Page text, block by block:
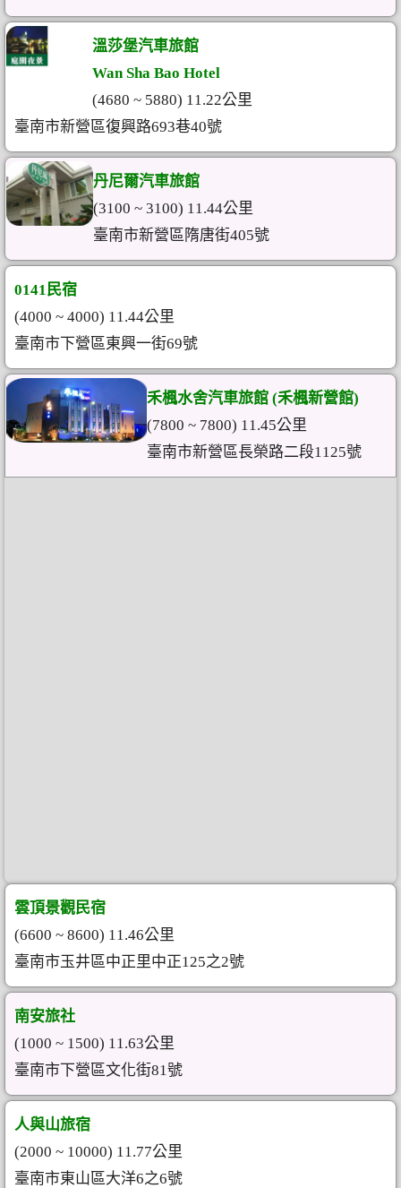
溫莎堡汽車旅館
Wan Sha Bao Hotel
(4680 ~ 5880) 11.22公里
臺南市新營區復興路693巷40號
丹尼爾汽車旅館
(3100 ~ 3100) 11.44公里
臺南市新營區隋唐街405號
0141民宿
(4000 ~ 4000) 11.44公里
臺南市下營區東興一街69號
禾楓水舍汽車旅館 (禾楓新營館)
(7800 ~ 7800) 11.45公里
臺南市新營區長榮路二段1125號
雲頂景觀民宿
(6600 ~ 8600) 11.46公里
臺南市玉井區中正里中正125之2號
南安旅社
(1000 ~ 1500) 11.63公里
臺南市下營區文化街81號
人與山旅宿
(2000 ~ 10000) 11.77公里
臺南市東山區大洋6之6號